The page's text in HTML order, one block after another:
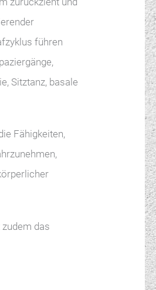
führen
Sitztanz, basale
Fähigkeiten,
das